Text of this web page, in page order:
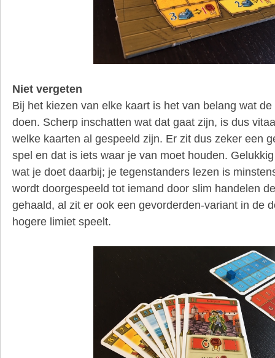
Niet vergeten
Bij het kiezen van elke kaart is het van belang wat
doen. Scherp inschatten wat dat gaat zijn, is dus
welke kaarten al gespeeld zijn. Er zit dus zeker een
spel en dat is iets waar je van moet houden.
wat je doet daarbij; je tegenstanders lezen is
wordt doorgespeeld tot iemand door slim handelen
gehaald, al zit er ook een gevorderden-variant in de
hogere limiet speelt.